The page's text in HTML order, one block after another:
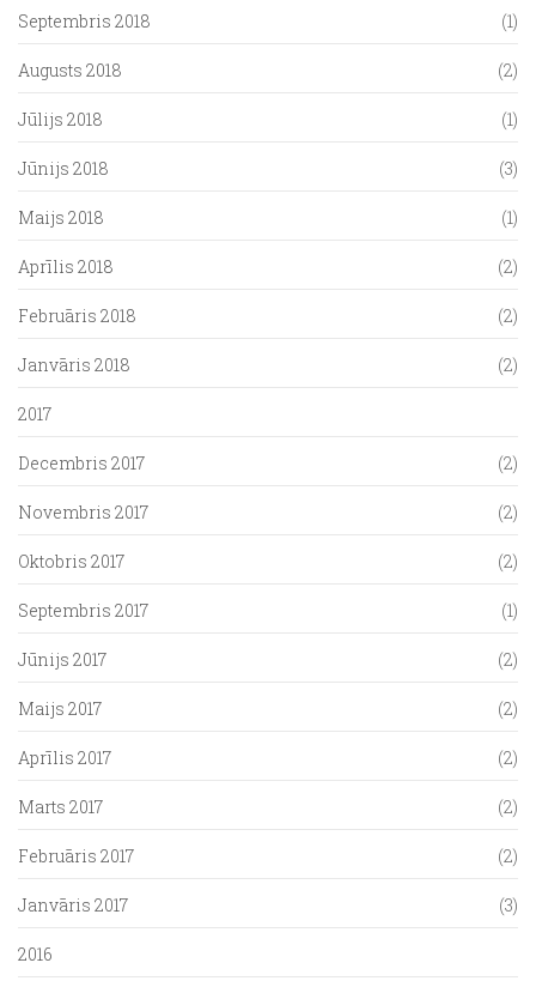
Septembris 2018 (1)
Augusts 2018 (2)
Jūlijs 2018 (1)
Jūnijs 2018 (3)
Maijs 2018 (1)
Aprīlis 2018 (2)
Februāris 2018 (2)
Janvāris 2018 (2)
2017
Decembris 2017 (2)
Novembris 2017 (2)
Oktobris 2017 (2)
Septembris 2017 (1)
Jūnijs 2017 (2)
Maijs 2017 (2)
Aprīlis 2017 (2)
Marts 2017 (2)
Februāris 2017 (2)
Janvāris 2017 (3)
2016